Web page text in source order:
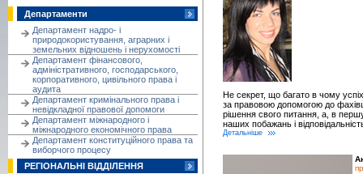
Департаменти
Департамент надро- і
природокористування, аграрних і
земельних відношень і нерухомості
Департамент фінансового,
адміністративного, господарського,
корпоративного, цивільного права і
аудита
Департамент кримінального права і
невідкладної правової допомоги
Департамент міжнародного і
міжнародного економічного права
Департамент конституційного права та
виборчого процесу
РЕГІОНАЛЬНІ ВІДДІЛЕННЯ
Не секрет, що багато в чому
за правовою допомогою до
рішення свого питання, а, в
наших побажань і
Детальніше